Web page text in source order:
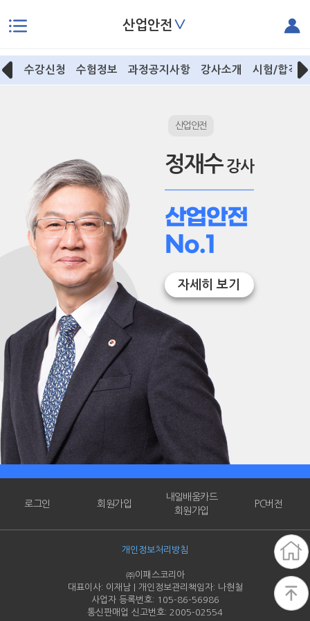
본문으로 바로가기
산업안전 ∨
수강신청 수험정보 과정공지사항 강사소개 시험/합격
산업안전
정재수 강사
산업안전
No.1
자세히 보기
로그인 회원가입
내일배움카드
회원가입
PC버전
개인정보처리방침
㈜이패스코리아
대표이사: 이재남 | 개인정보관리책임자: 나현철
사업자 등록번호: 105-86-56986
통신판매업 신고번호: 2005-02554